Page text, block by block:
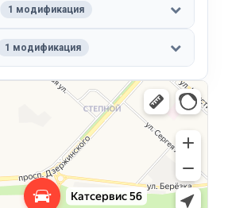
1 модификация
1 модификация